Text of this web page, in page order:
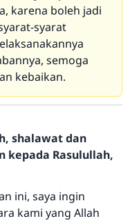
karena boleh jadi
syarat
semoga
kebaikan.
shalawat dan
kepada Rasulullah,
ini, saya ingin
kami yang Allah